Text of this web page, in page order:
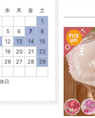
水 木 金
土
1
5 6 7
8
12 13 14
15
19 20 21
22
26 27 28
29
日